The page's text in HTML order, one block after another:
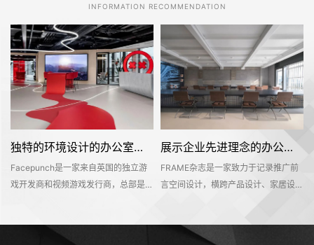
INFORMATION RECOMMENDATION
独特的环境设计的办公室装修空间是怎样打造的——Facepunch
Facepunch是一家来自英国的独立游
戏开发商和视频游戏发行商，总部是位
所有员工的社交活动中心，同时也能够
展示企业先进理念的办公室装修设计空间是怎样的——FRAME
FRAME杂志是一家致力于记录推广前
言空间设计，横跨产品设计、家居设
是一个工作环境，也是一个企业理念的